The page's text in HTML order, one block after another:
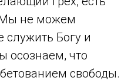
Мы не можем
служить Богу и
осознаем, что
свободы.